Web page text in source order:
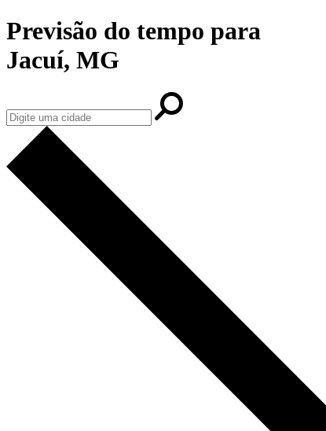
Previsão do tempo para
Jacuí, MG